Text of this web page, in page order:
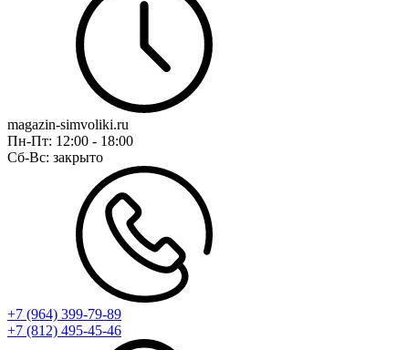
magazin-simvoliki.ru
Пн-Пт: 12:00 - 18:00
Сб-Вс: закрыто
+7 (964) 399-79-89
+7 (812) 495-45-46